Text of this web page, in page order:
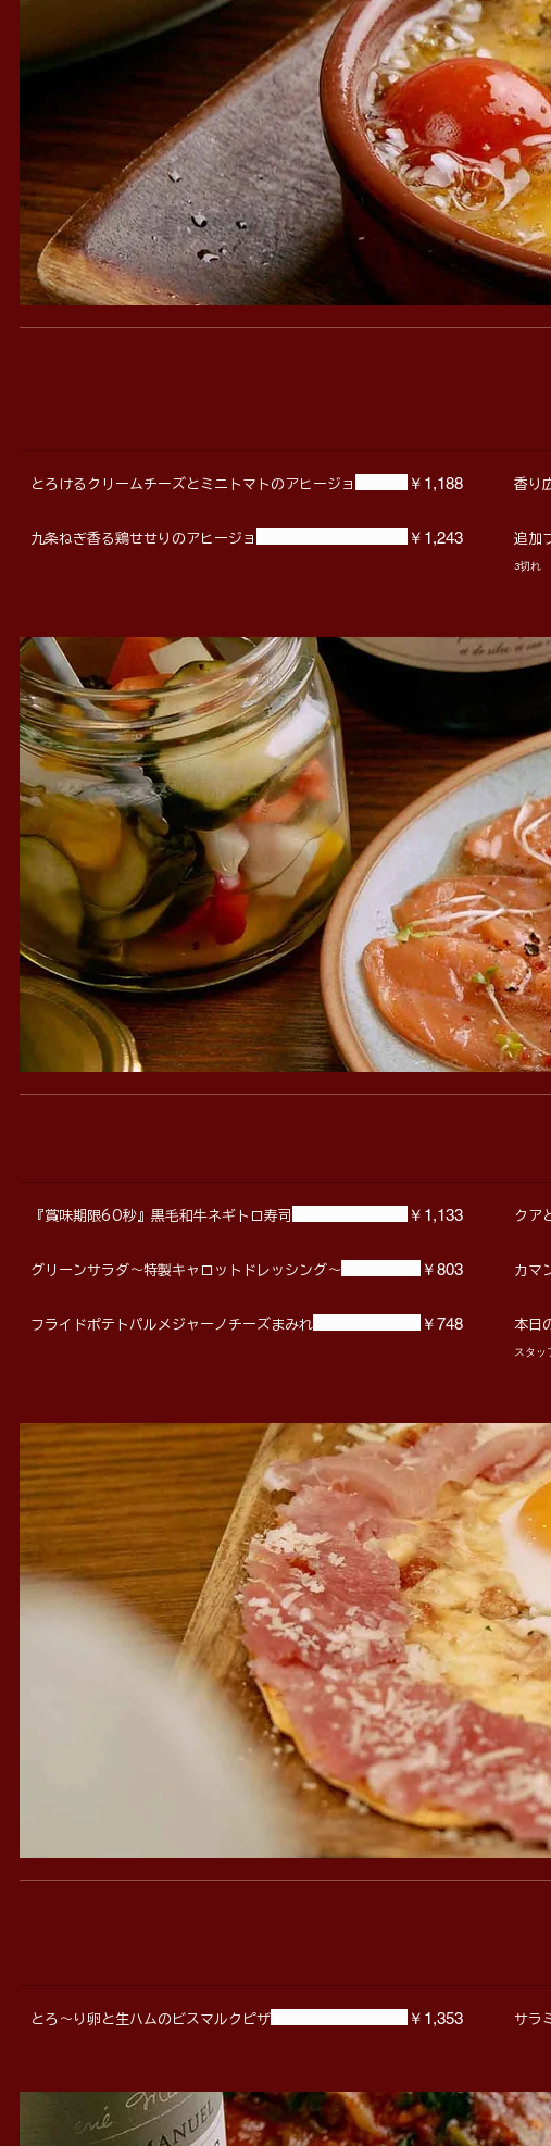
とろけるクリームチーズとミニトマトのアヒージョ ￥1,188 香り
九条ねぎ香る鶏せせりのアヒージョ ￥1,243 追加
3切れ
『賞味期限60秒』黒毛和牛ネギトロ寿司 ￥1,133 クア
グリーンサラダ〜特製キャロットドレッシング〜 ￥803 カマ
フライドポテトパルメジャーノチーズまみれ ￥748 本日
スタッ
とろ〜り卵と生ハムのビスマルクピザ ￥1,353 サラ